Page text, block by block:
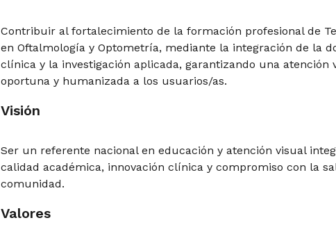
Contribuir al fortalecimiento de la formación profesional de
en Oftalmología y Optometría, mediante la integración de la
clínica y la investigación aplicada, garantizando una atención
oportuna y humanizada a los usuarios/as.
Visión
Ser un referente nacional en educación y atención visual
calidad académica, innovación clínica y compromiso con la
comunidad.
Valores